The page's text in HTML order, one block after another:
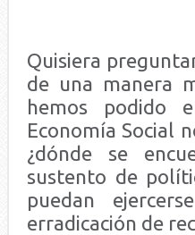
Quisiera
de una manera
hemos podido
Economía Social
¿dónde se
sustento de
puedan
erradicación de